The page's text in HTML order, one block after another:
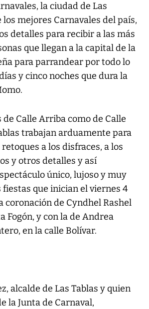
la ciudad de Las
los mejores Carnavales del país,
detalles para recibir a las más
que llegan a la capital de la
para parrandear por todo lo
y cinco noches que dura la
Calle Arriba como de Calle
trabajan arduamente para
a los disfraces, a los
y otros detalles y así
único, lujoso y muy
fiestas que inician el viernes 4
coronación de Cyndhel Rashel
Fogón, y con la de Andrea
en la calle Bolívar.
alcalde de Las Tablas y quien
la Junta de Carnaval,